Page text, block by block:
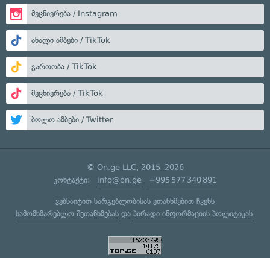
მეცნიერება / Instagram
ახალი ამბები / TikTok
გართობა / TikTok
მეცნიერება / TikTok
ბოლო ამბები / Twitter
© On.ge LLC, 2015–2026
კონტაქტი: info@on.ge +995 577 340 891
ვებსაიტით სარგებლობისას ეთანხმებით ჩვენს
სამომხმარებლო შეთანხმებასდა პირადი ინფორმაციის პოლიტიკას.